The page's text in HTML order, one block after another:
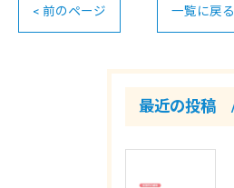
< 前のページ 一覧に戻る
最近の投稿